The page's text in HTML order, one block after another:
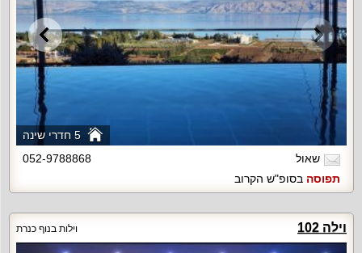
5 חדרי שינה
שאול
052-9788868
תפוסה בסופ"ש הקרוב
וילה 102 וילות בנוף כנרת